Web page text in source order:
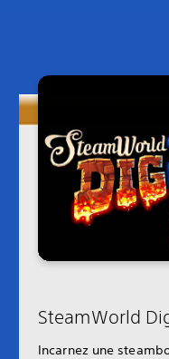
SteamWorld
Incarnez une